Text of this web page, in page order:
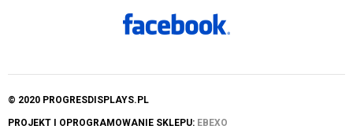
© 2020 PROGRESDISPLAYS.PL
PROJEKT I OPROGRAMOWANIE SKLEPU: EBEXO